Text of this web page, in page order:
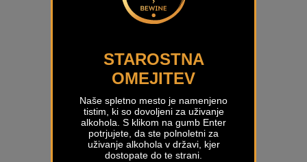
STAROSTNA
OMEJITEV
Naše spletno mesto je namenjeno
tistim, ki so dovoljeni za uživanje
alkohola. S klikom na gumb Enter
potrjujete, da ste polnoletni za
uživanje alkohola v državi, kjer
dostopate do te strani.